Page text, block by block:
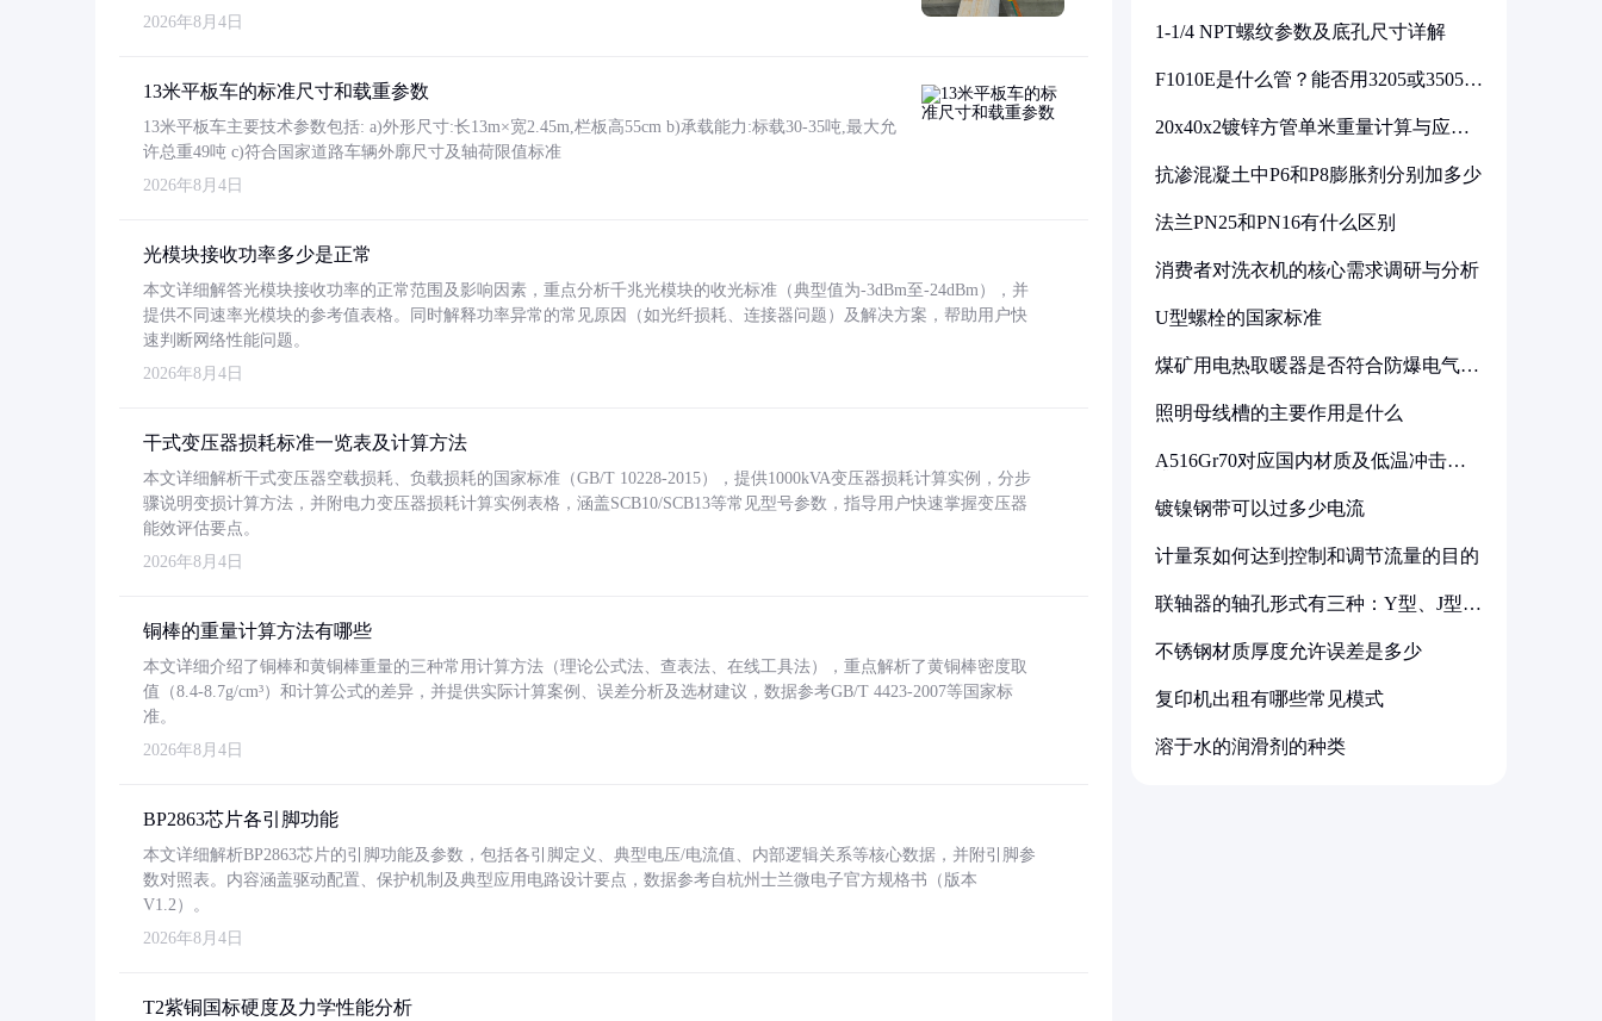
2026年8月4日
13米平板车的标准尺寸和载重参数
13米平板车主要技术参数包括: a)外形尺寸:长13m×宽2.45m,栏板高55cm b)承载能力:标载30-35吨,最大允
许总重49吨 c)符合国家道路车辆外廓尺寸及轴荷限值标准
2026年8月4日
光模块接收功率多少是正常
本文详细解答光模块接收功率的正常范围及影响因素，重点分析千兆光模块的收光标准（典型值为-3dBm至-24dBm），并
提供不同速率光模块的参考值表格。同时解释功率异常的常见原因（如光纤损耗、连接器问题）及解决方案，帮助用户快
速判断网络性能问题。
2026年8月4日
干式变压器损耗标准一览表及计算方法
本文详细解析干式变压器空载损耗、负载损耗的国家标准（GB/T 10228-2015），提供1000kVA变压器损耗计算实例，分步
骤说明变损计算方法，并附电力变压器损耗计算实例表格，涵盖SCB10/SCB13等常见型号参数，指导用户快速掌握变压器
能效评估要点。
2026年8月4日
铜棒的重量计算方法有哪些
本文详细介绍了铜棒和黄铜棒重量的三种常用计算方法（理论公式法、查表法、在线工具法），重点解析了黄铜棒密度取
值（8.4-8.7g/cm³）和计算公式的差异，并提供实际计算案例、误差分析及选材建议，数据参考GB/T 4423-2007等国家标
准。
2026年8月4日
BP2863芯片各引脚功能
本文详细解析BP2863芯片的引脚功能及参数，包括各引脚定义、典型电压/电流值、内部逻辑关系等核心数据，并附引脚参
数对照表。内容涵盖驱动配置、保护机制及典型应用电路设计要点，数据参考自杭州士兰微电子官方规格书（版本
V1.2）。
2026年8月4日
T2紫铜国标硬度及力学性能分析
1-1/4 NPT螺纹参数及底孔尺寸详解
F1010E是什么管？能否用3205或3505代
20x40x2镀锌方管单米重量计算与应用
抗渗混凝土中P6和P8膨胀剂分别加多少
法兰PN25和PN16有什么区别
消费者对洗衣机的核心需求调研与分析
U型螺栓的国家标准
煤矿用电热取暖器是否符合防爆电气设
照明母线槽的主要作用是什么
A516Gr70对应国内材质及低温冲击要
镀镍钢带可以过多少电流
计量泵如何达到控制和调节流量的目的
联轴器的轴孔形式有三种：Y型、J型、
不锈钢材质厚度允许误差是多少
复印机出租有哪些常见模式
溶于水的润滑剂的种类